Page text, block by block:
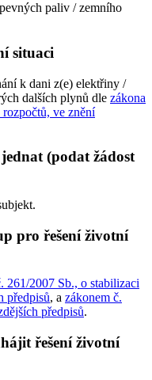
paliv / zemního
situaci
k dani z(e) elektřiny /
dalších plynů dle zákona
ve znění
(podat žádost
pro řešení životní
261/2007 Sb., o stabilizaci
předpisů, a zákonem č.
předpisů.
řešení životní